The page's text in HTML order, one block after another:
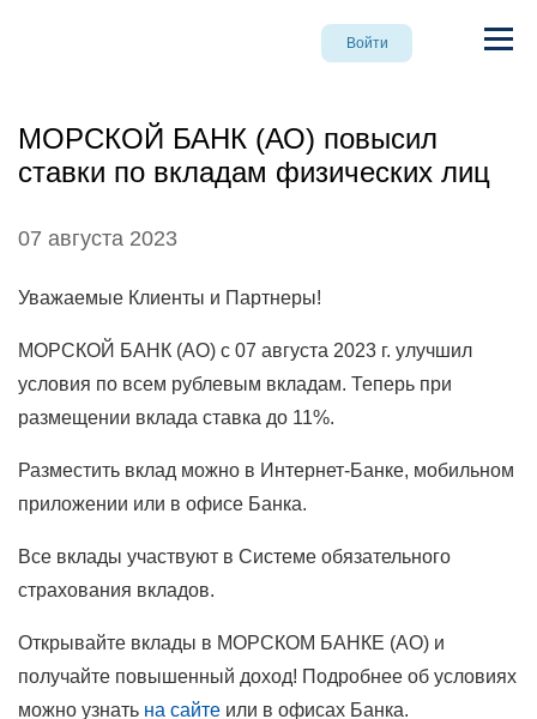
Войти
МОРСКОЙ БАНК (АО) повысил
ставки по вкладам физических лиц
07 августа 2023
Уважаемые Клиенты и Партнеры!
МОРСКОЙ БАНК (АО) с 07 августа 2023 г. улучшил
условия по всем рублевым вкладам. Теперь при
размещении вклада ставка до 11%.
Разместить вклад можно в Интернет-Банке, мобильном
приложении или в офисе Банка.
Все вклады участвуют в Системе обязательного
страхования вкладов.
Открывайте вклады в МОРСКОМ БАНКЕ (АО) и
получайте повышенный доход! Подробнее об условиях
можно узнать на сайте или в офисах Банка.